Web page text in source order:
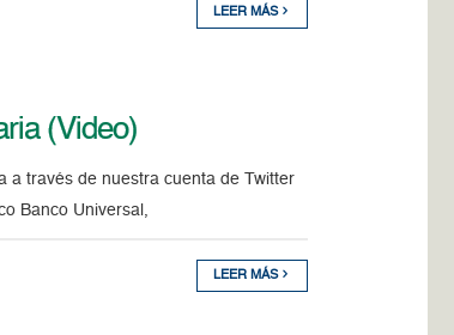
LEER MÁS
(Video)
través de nuestra cuenta de Twitter
Banco Universal,
LEER MÁS